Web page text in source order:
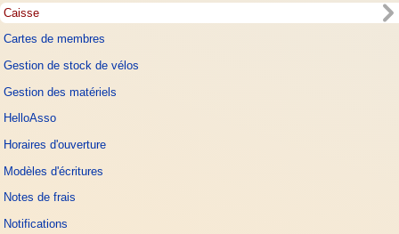
Caisse
Cartes de membres
Gestion de stock de vélos
Gestion des matériels
HelloAsso
Horaires d'ouverture
Modèles d'écritures
Notes de frais
Notifications